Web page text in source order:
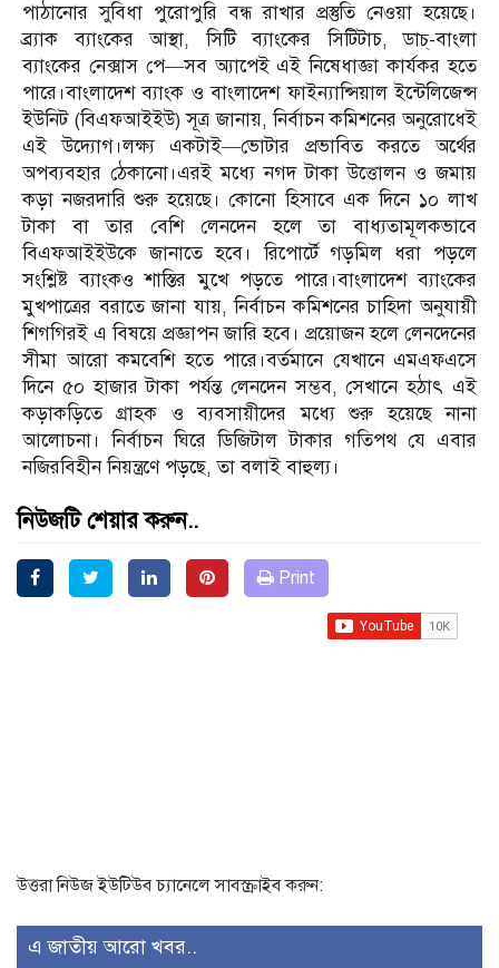
পাঠানোর সুবিধা পুরোপুরি বন্ধ রাখার প্রস্তুতি নেওয়া হয়েছে।
ব্র্যাক ব্যাংকের আস্থা, সিটি ব্যাংকের সিটিটাচ, ডাচ্‌-বাংলা
ব্যাংকের নেক্সাস পে—সব অ্যাপেই এই নিষেধাজ্ঞা কার্যকর হতে
পারে।বাংলাদেশ ব্যাংক ও বাংলাদেশ ফাইন্যান্সিয়াল ইন্টেলিজেন্স
ইউনিট (বিএফআইইউ) সূত্র জানায়, নির্বাচন কমিশনের অনুরোধেই
এই উদ্যোগ।লক্ষ্য একটাই—ভোটার প্রভাবিত করতে অর্থের
অপব্যবহার ঠেকানো।এরই মধ্যে নগদ টাকা উত্তোলন ও জমায়
কড়া নজরদারি শুরু হয়েছে। কোনো হিসাবে এক দিনে ১০ লাখ
টাকা বা তার বেশি লেনদেন হলে তা বাধ্যতামূলকভাবে
বিএফআইইউকে জানাতে হবে। রিপোর্টে গড়মিল ধরা পড়লে
সংশ্লিষ্ট ব্যাংকও শাস্তির মুখে পড়তে পারে।বাংলাদেশ ব্যাংকের
মুখপাত্রের বরাতে জানা যায়, নির্বাচন কমিশনের চাহিদা অনুযায়ী
শিগগিরই এ বিষয়ে প্রজ্ঞাপন জারি হবে। প্রয়োজন হলে লেনদেনের
সীমা আরো কমবেশি হতে পারে।বর্তমানে যেখানে এমএফএসে
দিনে ৫০ হাজার টাকা পর্যন্ত লেনদেন সম্ভব, সেখানে হঠাৎ এই
কড়াকড়িতে গ্রাহক ও ব্যবসায়ীদের মধ্যে শুরু হয়েছে নানা
আলোচনা। নির্বাচন ঘিরে ডিজিটাল টাকার গতিপথ যে এবার
নজিরবিহীন নিয়ন্ত্রণে পড়ছে, তা বলাই বাহুল্য।
নিউজটি শেয়ার করুন..
Print
উত্তরা নিউজ ইউটিউব চ্যানেলে সাবস্ক্রাইব করুন:
এ জাতীয় আরো খবর..